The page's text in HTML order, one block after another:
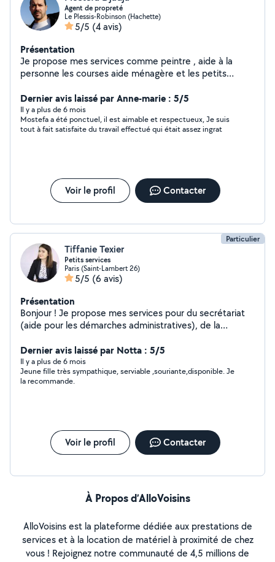
Agent de propreté
Le Plessis-Robinson (Hachette)
5/5 (4 avis)
Présentation
Je propose mes services comme peintre , aide à la
personne les courses aide ménagère et les petits
Dernier avis laissé par Anne-marie : 5/5
Il y a plus de 6 mois
Mostefa a été ponctuel, il est aimable et respectueux, Je suis
tout à fait satisfaite du travail effectué qui était assez ingrat
Voir le profil Contacter
Particulier
Tiffanie Texier
Petits services
Paris (Saint-Lambert 26)
5/5 (6 avis)
Présentation
Bonjour ! Je propose mes services pour du secrétariat
(aide pour les démarches administratives), de la
arrondir mes fins de mois.
Dernier avis laissé par Notta : 5/5
Il y a plus de 6 mois
Jeune fille très sympathique, serviable ,souriante,disponible. Je
la recommande.
Voir le profil Contacter
À Propos d’AlloVoisins
AlloVoisins est la plateforme dédiée aux prestations de
services et à la location de matériel à proximité de chez
vous ! Rejoignez notre communauté de 4,5 millions de